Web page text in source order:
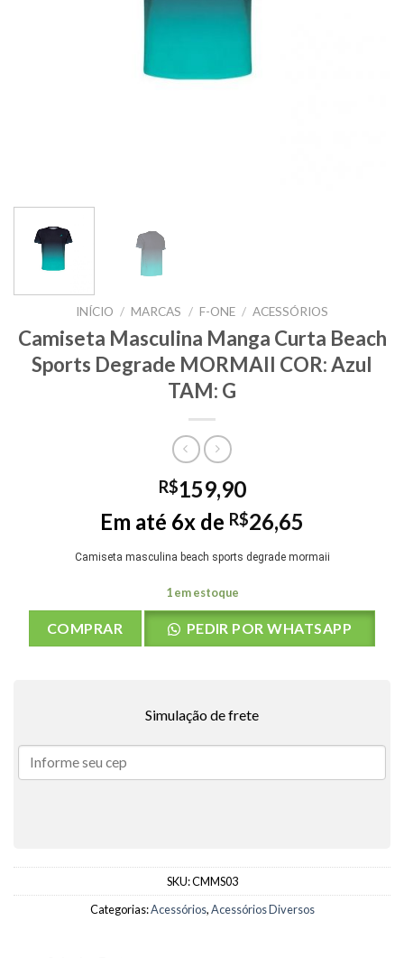
INÍCIO / MARCAS / F-ONE / ACESSÓRIOS
Camiseta Masculina Manga Curta Beach
Sports Degrade MORMAII COR: Azul
TAM: G
R$159,90
Em até 6x de R$26,65
Camiseta masculina beach sports degrade mormaii
1 em estoque
COMPRAR PEDIR POR WHATSAPP
Simulação de frete
SKU:CMMS03
Categorias:Acessórios,Acessórios Diversos